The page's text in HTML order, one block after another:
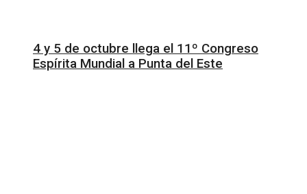
4 y 5 de octubre llega el 11º Congreso
Espírita Mundial a Punta del Este